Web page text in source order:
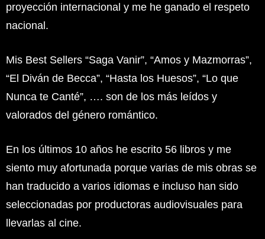
proyección internacional y me he ganado el respeto
nacional.
Mis Best Sellers “Saga Vanir”, “Amos y Mazmorras”,
“El Diván de Becca”, “Hasta los Huesos”, “Lo que
Nunca te Canté”, …. son de los más leídos y
valorados del género romántico.
En los últimos 10 años he escrito 56 libros y me
siento muy afortunada porque varias de mis obras se
han traducido a varios idiomas e incluso han sido
seleccionadas por productoras audiovisuales para
llevarlas al cine.